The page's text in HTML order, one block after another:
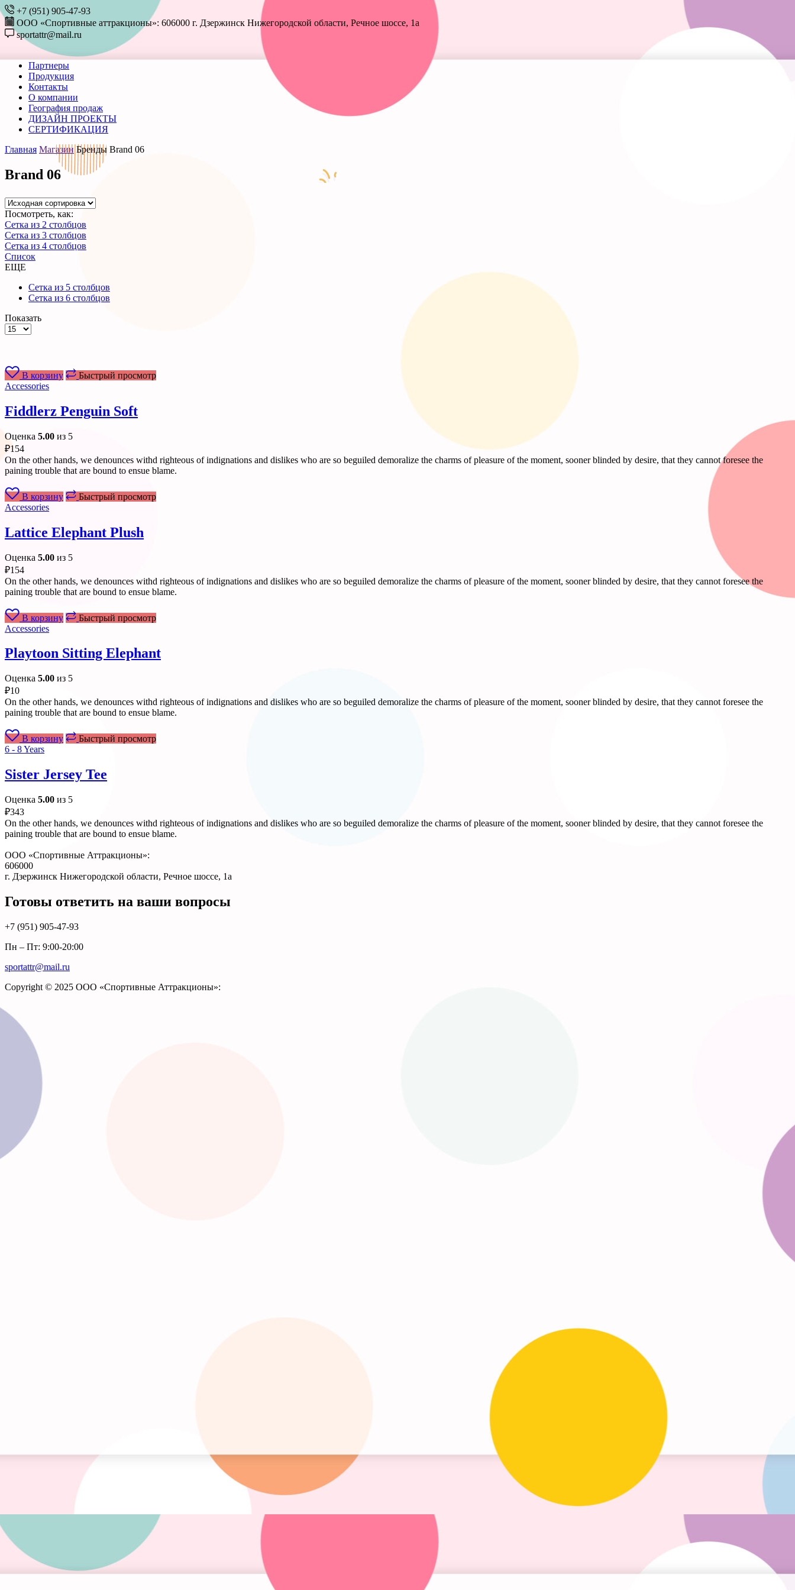
+7 (951) 905-47-93
ООО «Спортивные аттракционы»: 606000 г. Дзержинск Нижегородской области, Речное шоссе, 1а
sportattr@mail.ru
Партнеры
Продукция
Контакты
О компании
География продаж
ДИЗАЙН ПРОЕКТЫ
СЕРТИФИКАЦИЯ
Главная Магазин Бренды Brand 06
Brand 06
Посмотреть, как:
Сетка из 2 столбцов
Сетка из 3 столбцов
Сетка из 4 столбцов
Список
ЕЩЕ
Сетка из 5 столбцов
Сетка из 6 столбцов
Показать
Товаров
В корзину
Быстрый просмотр
Accessories
Fiddlerz Penguin Soft
Оценка 5.00 из 5
₽154
On the other hands, we denounces withd righteous of indignations and dislikes who are so beguiled demoralize the charms of pleasure of the moment, sooner blinded by desire, that they cannot foresee the
paining trouble that are bound to ensue blame.
В корзину
Быстрый просмотр
Accessories
Lattice Elephant Plush
Оценка 5.00 из 5
₽154
On the other hands, we denounces withd righteous of indignations and dislikes who are so beguiled demoralize the charms of pleasure of the moment, sooner blinded by desire, that they cannot foresee the
paining trouble that are bound to ensue blame.
В корзину
Быстрый просмотр
Accessories
Playtoon Sitting Elephant
Оценка 5.00 из 5
₽10
On the other hands, we denounces withd righteous of indignations and dislikes who are so beguiled demoralize the charms of pleasure of the moment, sooner blinded by desire, that they cannot foresee the
paining trouble that are bound to ensue blame.
В корзину
Быстрый просмотр
6 - 8 Years
Sister Jersey Tee
Оценка 5.00 из 5
₽343
On the other hands, we denounces withd righteous of indignations and dislikes who are so beguiled demoralize the charms of pleasure of the moment, sooner blinded by desire, that they cannot foresee the
paining trouble that are bound to ensue blame.
ООО «Спортивные Аттракционы»:
606000
г. Дзержинск Нижегородской области, Речное шоссе, 1а
Готовы ответить на ваши вопросы
+7 (951) 905-47-93
Пн – Пт: 9:00-20:00
sportattr@mail.ru
Copyright © 2025 ООО «Спортивные Аттракционы»: